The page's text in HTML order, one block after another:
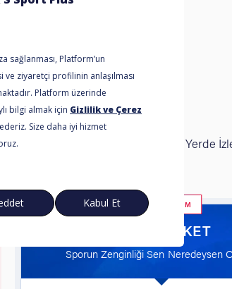
Hemen İzle
3 adımda hemen üye ol.
Her Yerde
POPÜLER SEÇİM
YILLIK PAKET
Sporun Zenginliği Sen Neredeysen